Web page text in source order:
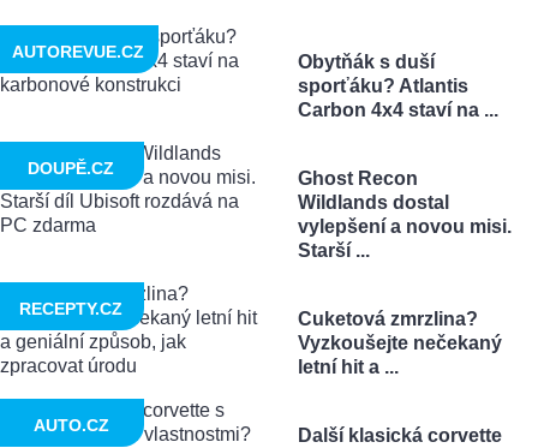
Obytňák s duší
sporťáku? Atlantis
Carbon 4x4 staví na ...
AUTOREVUE.CZ
Ghost Recon
Wildlands dostal
vylepšení a novou misi.
Starší ...
DOUPĚ.CZ
Cuketová zmrzlina?
Vyzkoušejte nečekaný
letní hit a ...
RECEPTY.CZ
Další klasická corvette
AUTO.CZ